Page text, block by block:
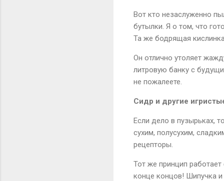
Вот кто незаслуженно
бутылки. Я о том, что
Та же бодрящая кислинка.
Он отлично утоляет
литровую банку с
не пожалеете.
Сидр и другие
Если дело в пузырьках,
сухим, полусухим,
рецепторы.
Тот же принцип
конце концов! Шипучка и